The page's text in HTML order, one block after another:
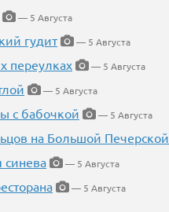
— 5 Августа
гудит
— 5 Августа
переулках
— 5 Августа
— 5 Августа
с бабочкой
— 5 Августа
на Большой Печерской
— 5 Августа
— 5 Августа